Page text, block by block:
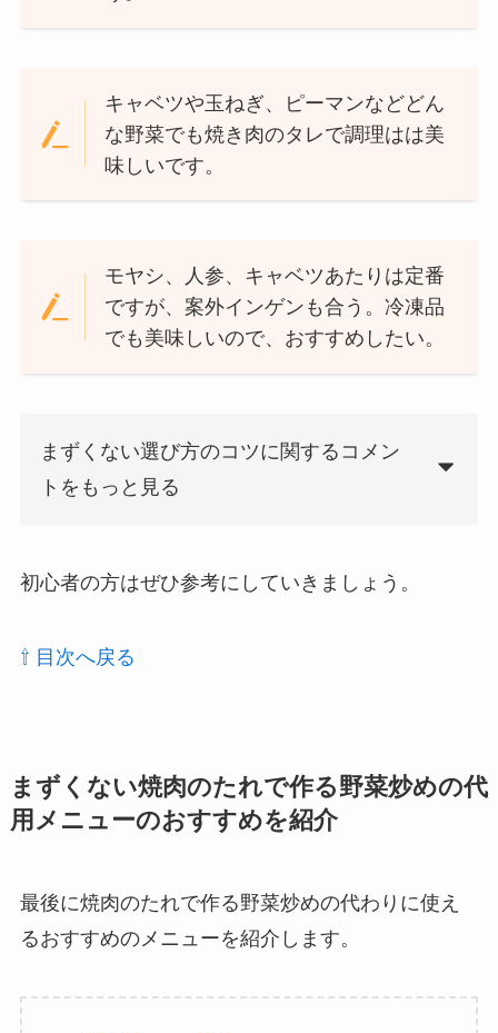
キャベツや玉ねぎ、ピーマンなどどん
な野菜でも焼き肉のタレで調理はは美
味しいです。
モヤシ、人参、キャベツあたりは定番
ですが、案外インゲンも合う。冷凍品
でも美味しいので、おすすめしたい。
まずくない選び方のコツに関するコメン
トをもっと見る
初心者の方はぜひ参考にしていきましょう。
⇧ 目次へ戻る
まずくない焼肉のたれで作る野菜炒めの代
用メニューのおすすめを紹介
最後に焼肉のたれで作る野菜炒めの代わりに使え
るおすすめのメニューを紹介します。